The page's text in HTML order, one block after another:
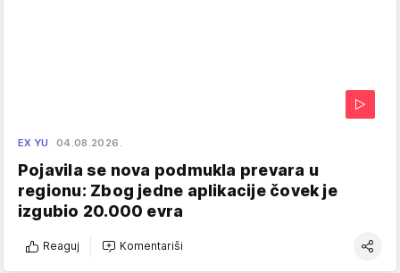
EX YU 04.08.2026.
Pojavila se nova podmukla prevara u
regionu: Zbog jedne aplikacije čovek je
izgubio 20.000 evra
Reaguj Komentariši